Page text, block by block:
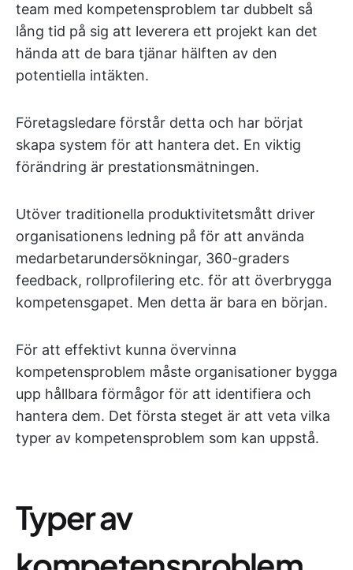
team med kompetensproblem tar dubbelt så
lång tid på sig att leverera ett projekt kan det
hända att de bara tjänar hälften av den
potentiella intäkten.
Företagsledare förstår detta och har börjat
skapa system för att hantera det. En viktig
förändring är prestationsmätningen.
Utöver traditionella produktivitetsmått driver
organisationens ledning på för att använda
medarbetarundersökningar, 360-graders
feedback, rollprofilering etc. för att överbrygga
kompetensgapet. Men detta är bara en början.
För att effektivt kunna övervinna
kompetensproblem måste organisationer bygga
upp hållbara förmågor för att identifiera och
hantera dem. Det första steget är att veta vilka
typer av kompetensproblem som kan uppstå.
Typer av